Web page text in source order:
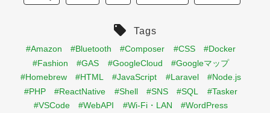
Tags
#Amazon #Bluetooth #Composer #CSS
#Docker
#Fashion
#GAS #GoogleCloud
#Googleマップ
#Homebrew
#HTML #JavaScript #Laravel
#Node.js
#PHP
#ReactNative #Shell #SNS #SQL
#Tasker
#VSCode
#WebAPI #Wi-Fi・LAN #WordPress